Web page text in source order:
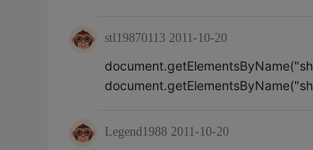
stl19870113 2011-10-20
Legend1988 2011-10-20